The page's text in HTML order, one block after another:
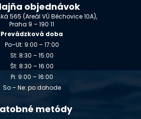
objednávok
565 (Areál VÚ Běchovice 10A),
Praha 9 – 190 11
Prevádzková doba
Po–Ut: 9:00 – 17:00
St: 8:30 – 15:00
Št: 8:30 – 16:00
Pi: 9:00 – 16:00
So – Ne: po dohode
metódy